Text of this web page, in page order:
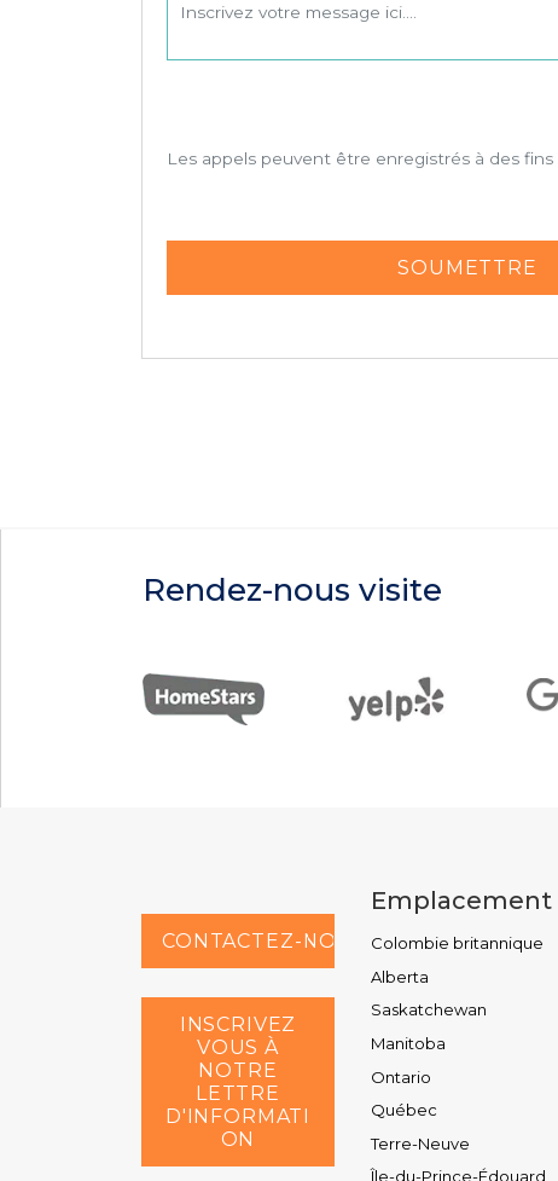
Les appels peuvent être enregistrés à des fins
Rendez-nous visite
CONTACTEZ-NOUS AU
INSCRIVEZ
VOUS À
NOTRE
LETTRE
D'INFORMATI
ON
Emplacement
Colombie britannique
Alberta
Saskatchewan
Manitoba
Ontario
Québec
Terre-Neuve
Île-du-Prince-Édouard